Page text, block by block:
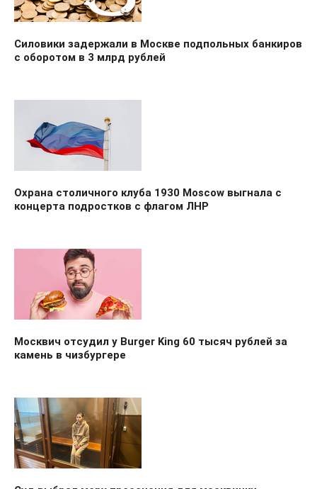
Силовики задержали в Москве подпольных банкиров
с оборотом в 3 млрд рублей
Охрана столичного клуба 1930 Moscow выгнала с
концерта подростков с флагом ЛНР
Москвич отсудил у Burger King 60 тысяч рублей за
камень в чизбургере